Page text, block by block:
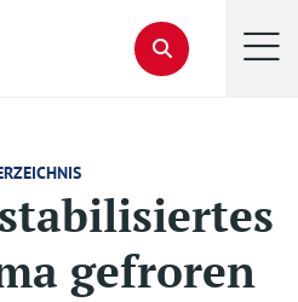
gefroren